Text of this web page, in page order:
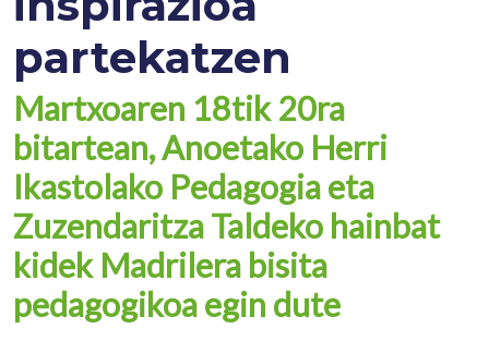
partekatzen
Martxoaren 18tik 20ra
bitartean, Anoetako Herri
Ikastolako Pedagogia eta
Zuzendaritza Taldeko hainbat
kidek Madrilera bisita
pedagogikoa egin dute